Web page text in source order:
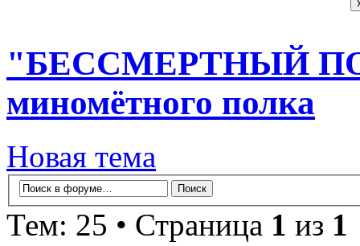
"БЕССМЕРТНЫЙ
миномётного полка
Новая тема
Тем: 25 • Страница 1 из 1